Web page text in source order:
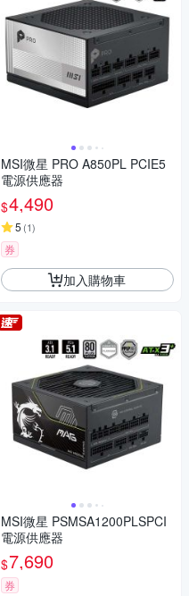
MSI微星 PRO A850PL PCIE5
電源供應器
$4,490
5 (1)
券
加入購物車
MSI微星 PSMSA1200PLSPCI
電源供應器
$7,690
券